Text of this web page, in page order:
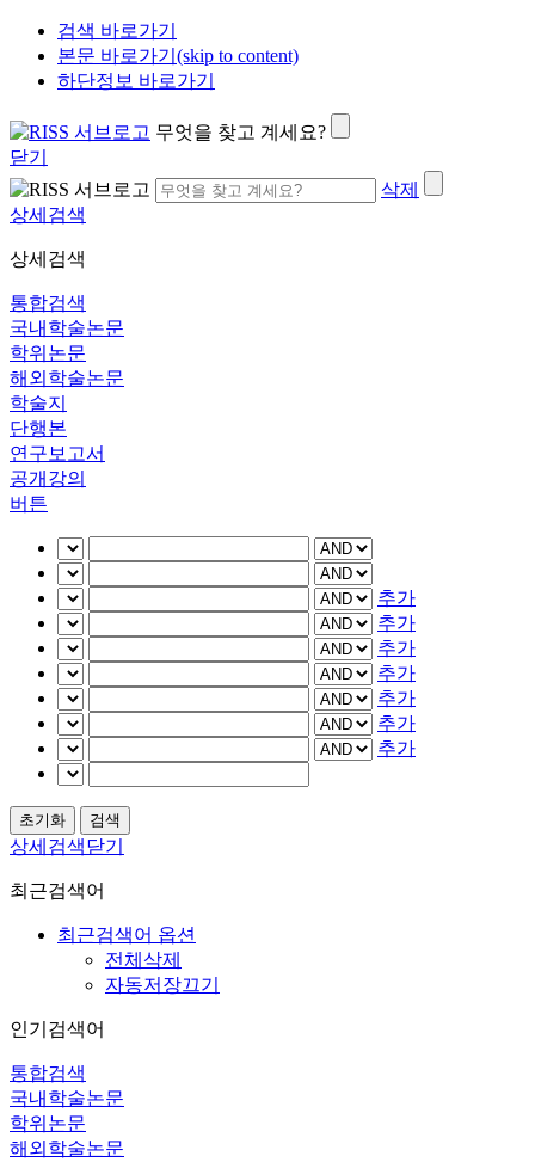
검색 바로가기
본문 바로가기(skip to content)
하단정보 바로가기
무엇을 찾고 계세요?
닫기
삭제
상세검색
상세검색
통합검색
국내학술논문
학위논문
해외학술논문
학술지
단행본
연구보고서
공개강의
버튼
추가
추가
추가
추가
추가
추가
추가
상세검색닫기
최근검색어
최근검색어 옵션
전체삭제
자동저장끄기
인기검색어
통합검색
국내학술논문
학위논문
해외학술논문